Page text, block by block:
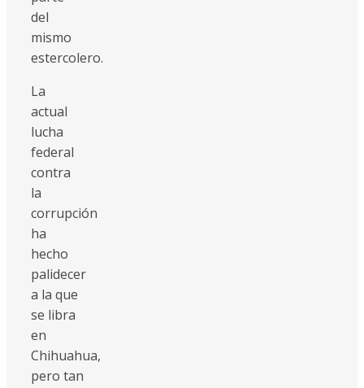
del
mismo
estercolero.
La
actual
lucha
federal
contra
la
corrupción
ha
hecho
palidecer
a la que
se libra
en
Chihuahua,
pero tan